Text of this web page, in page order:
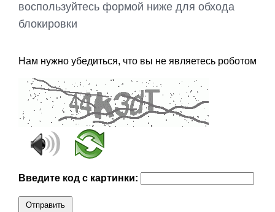
воспользуйтесь формой ниже для обхода
блокировки
Нам нужно убедиться, что вы не являетесь роботом
Введите код с картинки:
Отправить